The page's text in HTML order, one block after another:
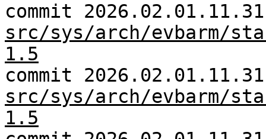
commit
src/sys/arch/evbarm/
1.5
commit
src/sys/arch/evbarm/
1.5